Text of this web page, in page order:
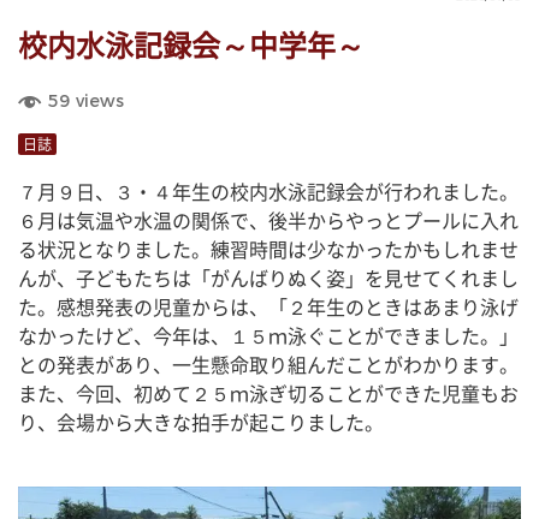
校内水泳記録会～中学年～
59 views
日誌
７月９日、３・４年生の校内水泳記録会が行われました。
６月は気温や水温の関係で、後半からやっとプールに入れ
る状況となりました。練習時間は少なかったかもしれませ
んが、子どもたちは「がんばりぬく姿」を見せてくれまし
た。感想発表の児童からは、「２年生のときはあまり泳げ
なかったけど、今年は、１５ｍ泳ぐことができました。」
との発表があり、一生懸命取り組んだことがわかります。
また、今回、初めて２５ｍ泳ぎ切ることができた児童もお
り、会場から大きな拍手が起こりました。